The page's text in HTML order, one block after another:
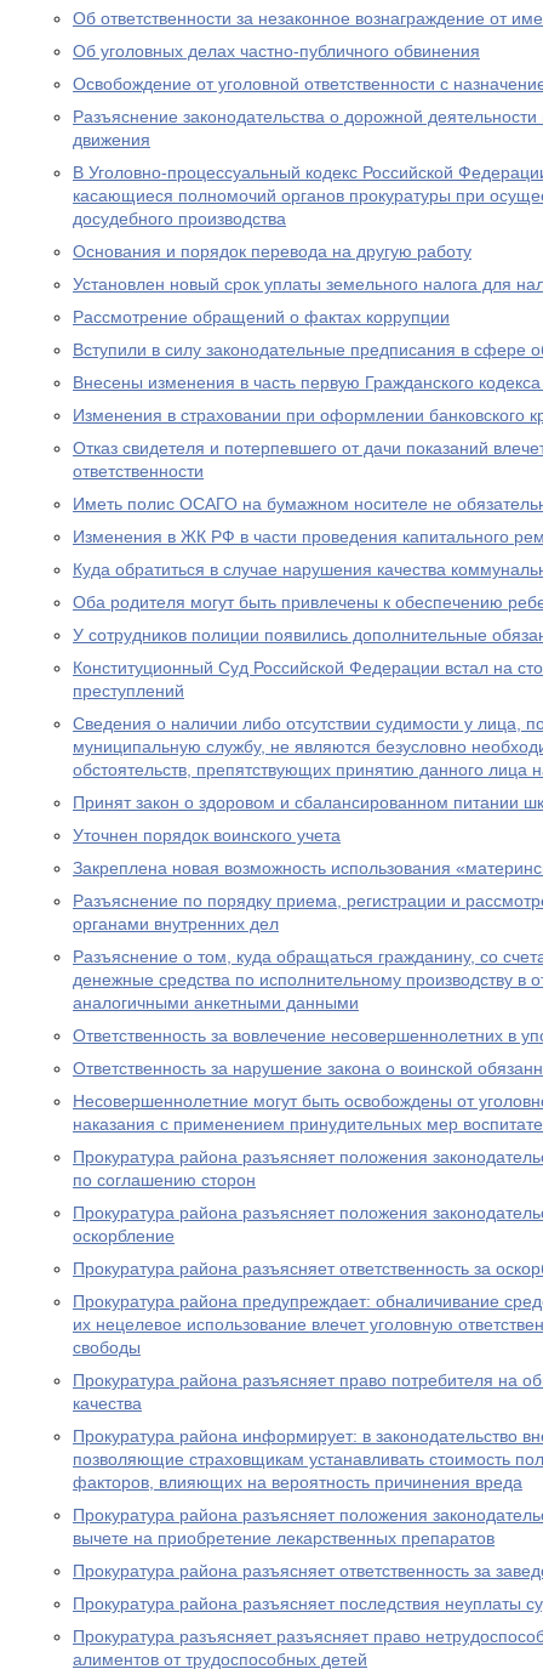
Об ответственности за незаконное вознаграждение от
Об уголовных делах частно-публичного обвинения
Освобождение от уголовной ответственности с
Разъяснение законодательства о дорожной
движения
В Уголовно-процессуальный кодекс Российской
касающиеся полномочий органов прокуратуры при
досудебного производства
Основания и порядок перевода на другую работу
Установлен новый срок уплаты земельного налога для
Рассмотрение обращений о фактах коррупции
Вступили в силу законодательные предписания в сфере
Внесены изменения в часть первую Гражданского
Изменения в страховании при оформлении банковского
Отказ свидетеля и потерпевшего от дачи показаний
ответственности
Иметь полис ОСАГО на бумажном носителе не
Изменения в ЖК РФ в части проведения капитального
Куда обратиться в случае нарушения качества
Оба родителя могут быть привлечены к обеспечению
У сотрудников полиции появились дополнительные
Конституционный Суд Российской Федерации встал на
преступлений
Сведения о наличии либо отсутствии судимости у лица,
муниципальную службу, не являются безусловно
обстоятельств, препятствующих принятию данного лица
Принят закон о здоровом и сбалансированном питании
Уточнен порядок воинского учета
Закреплена новая возможность использования
Разъяснение по порядку приема, регистрации и
органами внутренних дел
Разъяснение о том, куда обращаться гражданину, со
денежные средства по исполнительному производству в
аналогичными анкетными данными
Ответственность за вовлечение несовершеннолетних в
Ответственность за нарушение закона о воинской
Несовершеннолетние могут быть освобождены от
наказания с применением принудительных мер
Прокуратура района разъясняет положения
по соглашению сторон
Прокуратура района разъясняет положения
оскорбление
Прокуратура района разъясняет ответственность за
Прокуратура района предупреждает: обналичивание
их нецелевое использование влечет уголовную
свободы
Прокуратура района разъясняет право потребителя на
качества
Прокуратура района информирует: в законодательство
позволяющие страховщикам устанавливать стоимость
факторов, влияющих на вероятность причинения вреда
Прокуратура района разъясняет положения
вычете на приобретение лекарственных препаратов
Прокуратура района разъясняет ответственность за
Прокуратура района разъясняет последствия неуплаты
Прокуратура разъясняет разъясняет право
алиментов от трудоспособных детей